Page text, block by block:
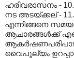
ഹരിവരാസനം -
നട അടയ്ക്കല് -
എന്നിങ്ങനെ
ആചാരങ്ങൾക്ക്
വൈപുല്യം